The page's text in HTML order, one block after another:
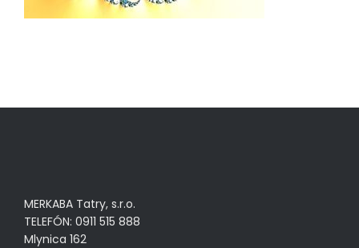
MERKABA Tatry, s.r.o.
TELEFÓN: 0911 515 888
Mlynica 162